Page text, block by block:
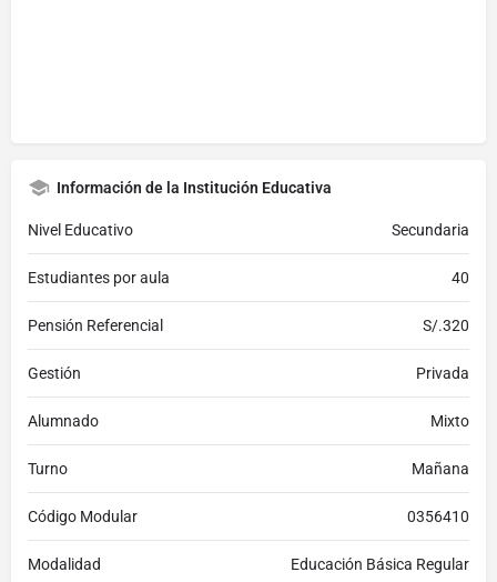
Información de la Institución Educativa
Nivel Educativo Secundaria
Estudiantes por aula 40
Pensión Referencial S/.320
Gestión Privada
Alumnado Mixto
Turno Mañana
Código Modular 0356410
Modalidad Educación Básica Regular